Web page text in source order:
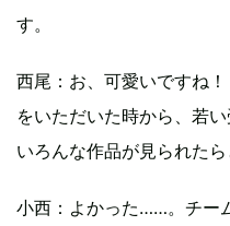
す。
西尾：お、可愛いですね
をいただいた時から、若
いろんな作品が見られた
小西：よかった……。チー